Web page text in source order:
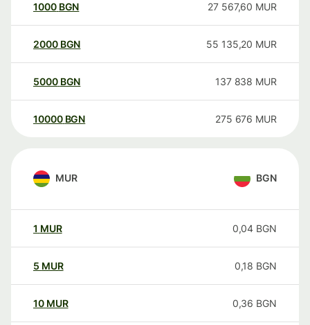
1000 BGN 27 567,60 MUR
2000 BGN 55 135,20 MUR
5000 BGN 137 838 MUR
10000 BGN 275 676 MUR
MUR BGN
1 MUR 0,04 BGN
5 MUR 0,18 BGN
10 MUR 0,36 BGN